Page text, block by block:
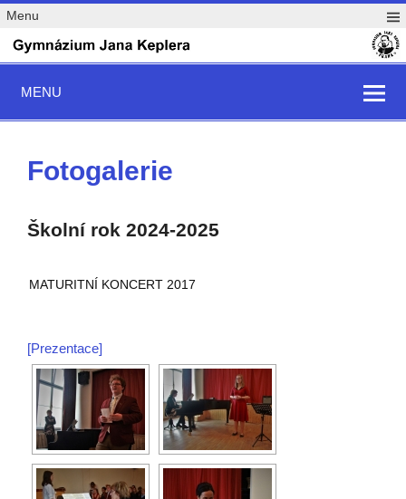
Menu
MENU
Fotogalerie
Školní rok 2024-2025
MATURITNÍ KONCERT 2017
[Prezentace]